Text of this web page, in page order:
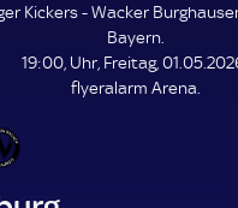
E
N
E
Kickers - Wacker
Bayern.
19:00, Uhr, Freitag,
flyeralarm Arena.